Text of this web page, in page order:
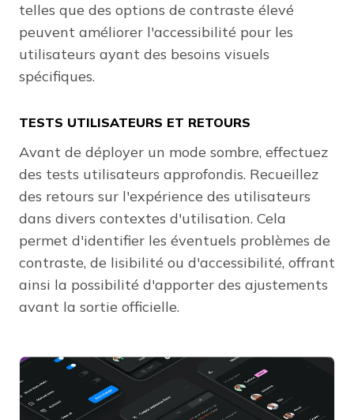
telles que des options de contraste élevé
peuvent améliorer l'accessibilité pour les
utilisateurs ayant des besoins visuels
spécifiques.
TESTS UTILISATEURS ET RETOURS
Avant de déployer un mode sombre, effectuez
des tests utilisateurs approfondis. Recueillez
des retours sur l'expérience des utilisateurs
dans divers contextes d'utilisation. Cela
permet d'identifier les éventuels problèmes de
contraste, de lisibilité ou d'accessibilité, offrant
ainsi la possibilité d'apporter des ajustements
avant la sortie officielle.